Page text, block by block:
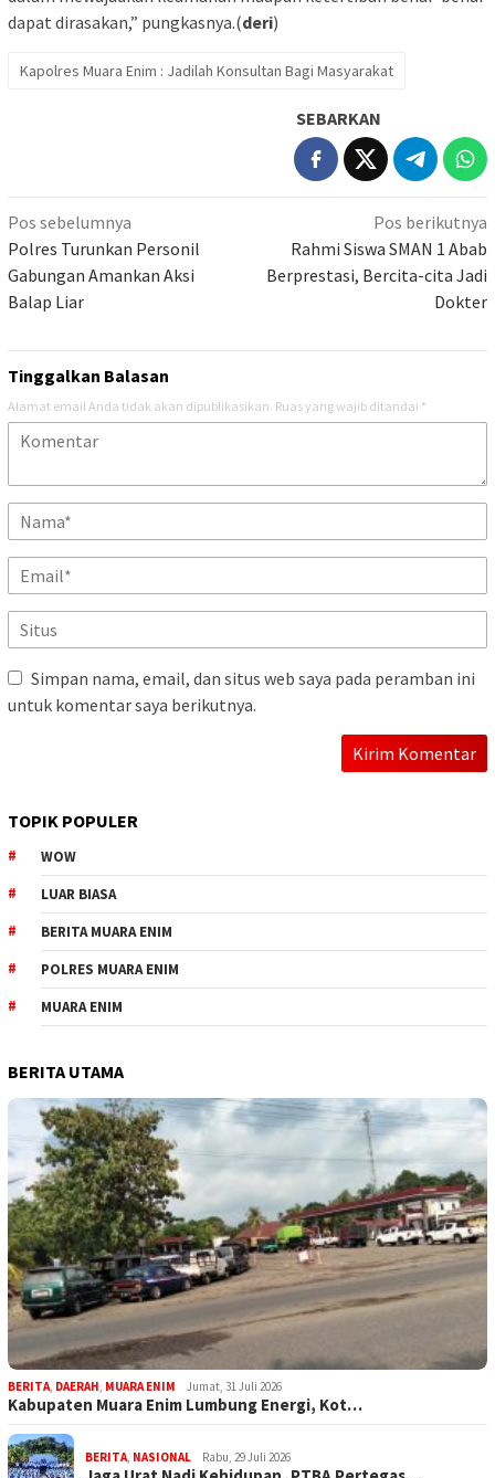
dapat dirasakan,” pungkasnya.(deri)
Kapolres Muara Enim : Jadilah Konsultan Bagi Masyarakat
SEBARKAN
Navigasi
pos
Pos sebelumnya
Polres Turunkan Personil
Gabungan Amankan Aksi
Balap Liar
Pos berikutnya
Rahmi Siswa SMAN 1 Abab
Berprestasi, Bercita-cita Jadi
Dokter
Tinggalkan Balasan
Alamat email Anda tidak akan dipublikasikan. Ruas yang wajib ditandai *
Simpan nama, email, dan situs web saya pada peramban ini
untuk komentar saya berikutnya.
TOPIK POPULER
WOW
LUAR BIASA
BERITA MUARA ENIM
POLRES MUARA ENIM
MUARA ENIM
BERITA UTAMA
BERITA DAERAH MUARA ENIM Jumat, 31 Juli 2026
Kabupaten Muara Enim Lumbung Energi, Kot…
BERITA NASIONAL Rabu, 29 Juli 2026